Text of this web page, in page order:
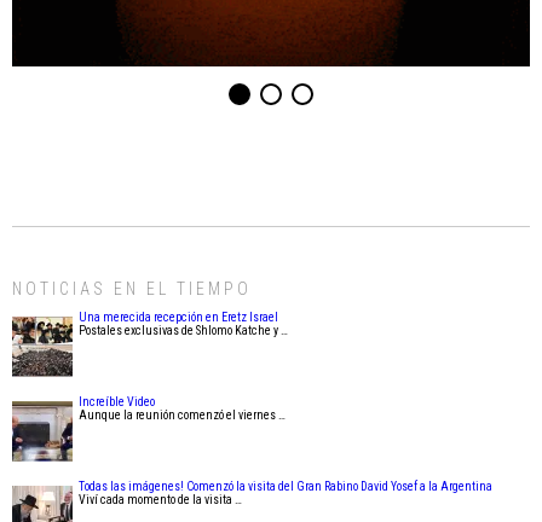
NOTICIAS EN EL TIEMPO
Una merecida recepción en Eretz Israel
Postales exclusivas de Shlomo Katche y …
Increíble Video
Aunque la reunión comenzó el viernes …
Todas las imágenes! Comenzó la visita del Gran Rabino David Yosef a la Argentina
Viví cada momento de la visita …